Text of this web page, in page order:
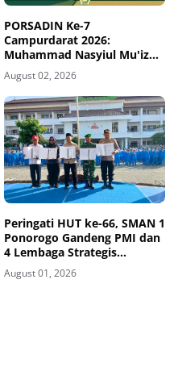
PORSADIN Ke-7
Campurdarat 2026:
Muhammad Nasyiul Mu'iz
Sukses Raih Juara 2 Tenis
Meja Putra Wustho
August 02, 2026
Peringati HUT ke-66, SMAN 1
Ponorogo Gandeng PMI dan
4 Lembaga Strategis
Tegakkan Sekolah
Berintegritas, Sesmenko
August 01, 2026